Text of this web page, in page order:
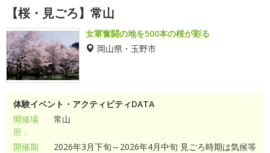
【桜・見ごろ】常山
女軍奮闘の地を500本の桜が彩る
岡山県・玉野市
体験イベント・アクティビティDATA
開催場
所：
常山
開催期
2026年3月下旬～2026年4月中旬 見ごろ時期は気候等